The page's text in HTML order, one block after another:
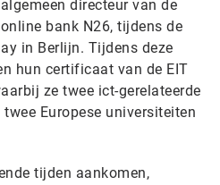
directeur van de
bank N26, tijdens de
in Berlijn. Tijdens deze
hun certificaat van de EIT
ze twee ict-gerelateerde
Europese universiteiten
tijden aankomen,